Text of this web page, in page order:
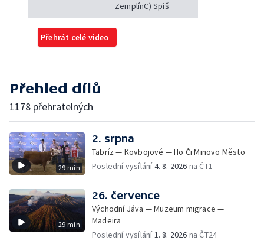
ZemplínC) Spiš
Přehrát celé video
Přehled dílů
1178 přehratelných
29 min
2. srpna
Tabríz — Kovbojové — Ho Či Minovo Město
Poslední vysílání4. 8. 2026 na ČT1
29 min
26. července
Východní Jáva — Muzeum migrace —
Madeira
Poslední vysílání1. 8. 2026 na ČT24